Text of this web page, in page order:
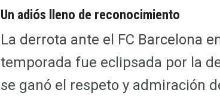
Un adiós lleno de reconocimiento
La derrota ante el FC Barcelona
temporada fue eclipsada por la
se ganó el respeto y admiración